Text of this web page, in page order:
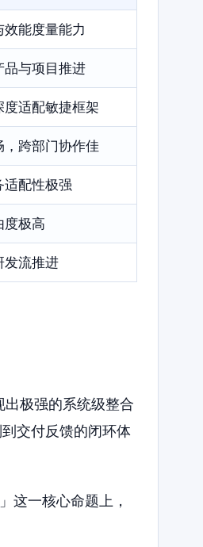
能度量能力
品与项目推进
适配敏捷框架
跨部门协作佳
适配性极强
度极高
发流推进
极强的系统级整合
交付反馈的闭环体
这一核心命题上，